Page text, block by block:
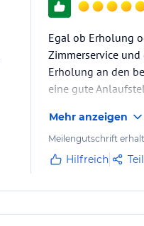
Egal ob Erholung
Zimmerservice
Erholung an den
eine gute
Mehr anzeigen
Meilengutschrift
Hilfreich